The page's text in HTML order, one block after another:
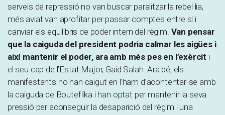
serveis de repressió no van buscar paralitzar la rebel·lia,
més aviat van aprofitar per passar comptes entre si i
canviar els equilibris de poder intern del règim. Van pensar
que la caiguda del president podria calmar les aigües i
així mantenir el poder, ara amb més pes en l’exèrcit i
el seu cap de l’Estat Major, Gaid Salah. Ara bé, els
manifestants no han caigut en l’ham d’acontentar-se amb
la caiguda de Bouteflika i han optat per mantenir la seva
pressió per aconseguir la desaparició del règim i una